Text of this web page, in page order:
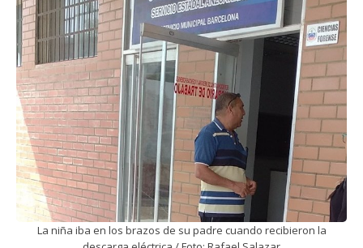
La niña iba en los brazos de su padre cuando recibieron la